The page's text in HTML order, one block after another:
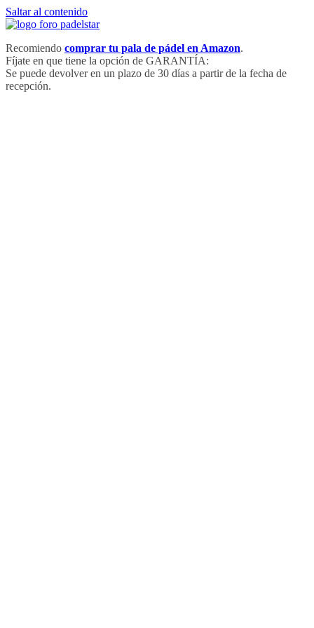
Saltar al contenido
Recomiendo comprar tu pala de pádel en Amazon.
Fíjate en que tiene la opción de GARANTÍA:
Se puede devolver en un plazo de 30 días a partir de la fecha de
recepción.